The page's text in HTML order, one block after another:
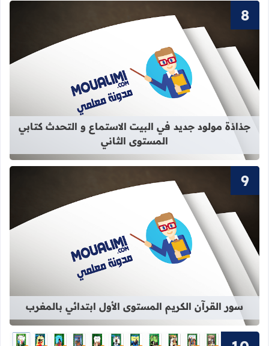
قراءة المزيد عن جذاذة مولود جديد
جذاذة مولود جديد في البيت الاستماع و التحدث كتابي
المستوى الثاني
قراءة المزيد عن سور القرآن الكريم
سور القرآن الكريم المستوى الأول ابتدائي بالمغرب